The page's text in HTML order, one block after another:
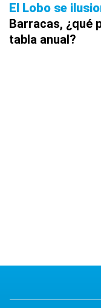
El Lobo se
Barracas, ¿qué
tabla anual?